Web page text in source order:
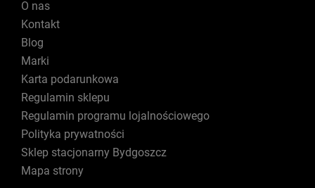
O nas
Kontakt
Blog
Marki
Karta podarunkowa
Regulamin sklepu
Regulamin programu lojalnościowego
Polityka prywatności
Sklep stacjonarny Bydgoszcz
Mapa strony